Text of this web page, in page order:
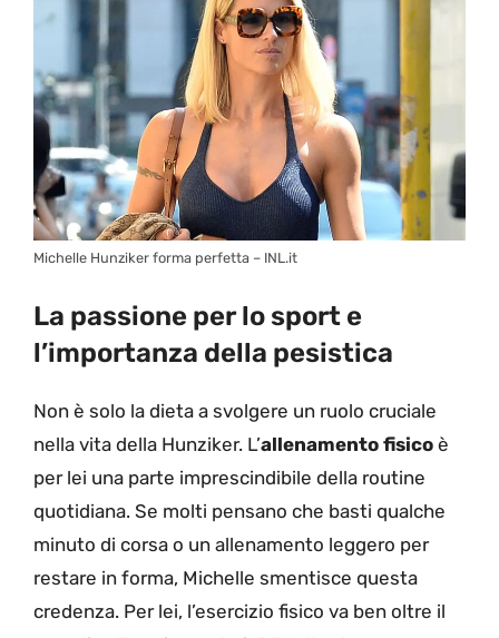
Michelle Hunziker forma perfetta – INL.it
La passione per lo sport e
l’importanza della pesistica
Non è solo la dieta a svolgere un ruolo cruciale
nella vita della Hunziker. L’allenamento fisico è
per lei una parte imprescindibile della routine
quotidiana. Se molti pensano che basti qualche
minuto di corsa o un allenamento leggero per
restare in forma, Michelle smentisce questa
credenza. Per lei, l’esercizio fisico va ben oltre il